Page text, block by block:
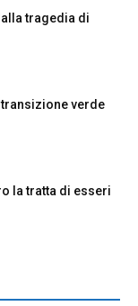
tragedia di
transizione verde
la tratta di esseri